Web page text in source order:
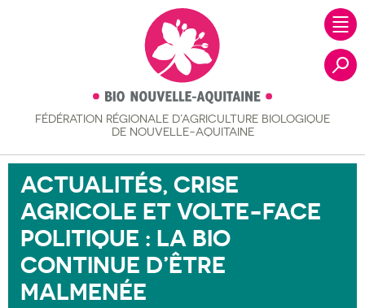
FÉDÉRATION RÉGIONALE D’AGRICULTURE BIOLOGIQUE
DE NOUVELLE-AQUITAINE
ACTUALITÉS, CRISE
AGRICOLE ET VOLTE-FACE
POLITIQUE : LA BIO
CONTINUE D’ÊTRE
MALMENÉE